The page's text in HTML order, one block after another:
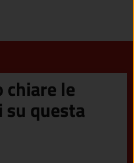
chiare le
questa